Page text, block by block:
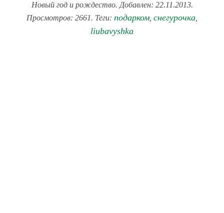
Новый год и рождество. Добавлен: 22.11.2013.
Просмотров: 2661. Теги: подарком снегурочка
liubavyshka